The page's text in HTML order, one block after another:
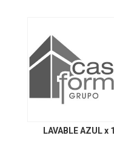
LAVABLE AZUL x 1